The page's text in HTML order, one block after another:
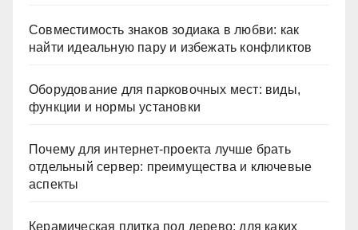
Совместимость знаков зодиака в любви: как
найти идеальную пару и избежать конфликтов
Оборудование для парковочных мест: виды,
функции и нормы установки
Почему для интернет-проекта лучше брать
отдельный сервер: преимущества и ключевые
аспекты
Керамическая плитка под дерево: для каких